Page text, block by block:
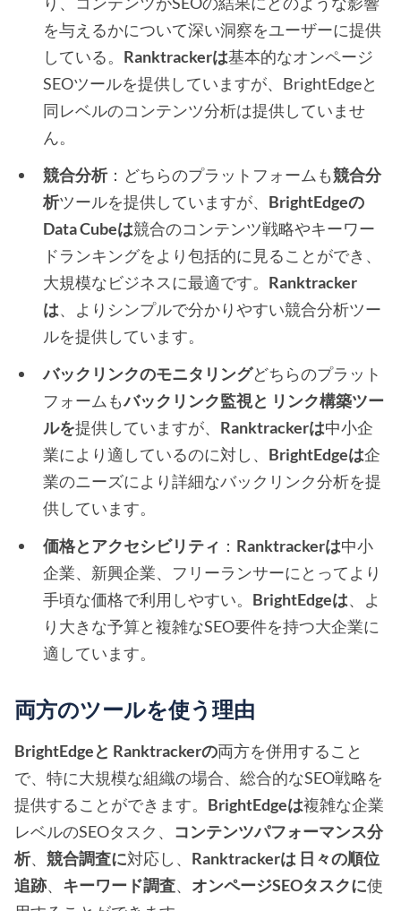
を与えるかについて深い洞察をユーザーに提供
している。 Ranktrackerは基本的なオンページ
SEOツールを提供していますが、BrightEdgeと
同レベルのコンテンツ分析は提供していませ
ん。
競合分析：どちらのプラットフォームも競合分
析ツールを提供していますが、 BrightEdgeの
Data Cubeは競合のコンテンツ戦略やキーワー
ドランキングをより包括的に見ることができ、
大規模なビジネスに最適です。 Ranktracker
は、よりシンプルで分かりやすい競合分析ツー
ルを提供しています。
バックリンクのモニタリングどちらのプラット
フォームもバックリンク監視と リンク構築ツー
ルを提供していますが、 Ranktrackerは中小企
業により適しているのに対し、 BrightEdgeは企
業のニーズにより詳細なバックリンク分析を提
供しています。
価格とアクセシビリティ ： Ranktrackerは中小
企業、新興企業、フリーランサーにとってより
手頃な価格で利用しやすい。 BrightEdgeは、よ
り大きな予算と複雑なSEO要件を持つ大企業に
適しています。
両方のツールを使う理由
BrightEdgeと Ranktrackerの両方を併用すること
で、特に大規模な組織の場合、総合的なSEO戦略を
提供することができます。 BrightEdgeは複雑な企業
レベルのSEOタスク、 コンテンツパフォーマンス分
析、 競合調査に対応し、 Ranktrackerは 日々の順位
追跡、 キーワード調査、 オンページSEOタスクに使